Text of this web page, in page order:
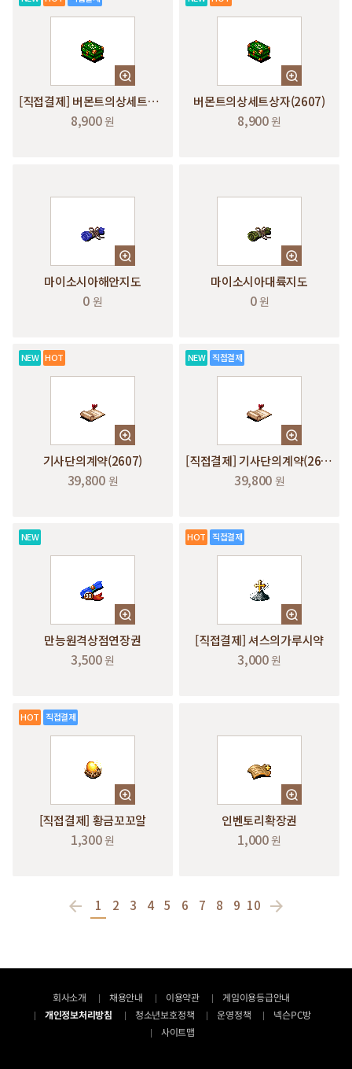
[직접결제] 버몬트의상세트상자(2607)
8,900원
버몬트의상세트상자(2607)
8,900원
마이소시아해안지도
0 원
마이소시아대륙지도
0원
NEW HOT
기사단의계약(2607)
39,800 원
NEW 직접결제
[직접결제] 기사단의계약(2607)
39,800 원
NEW
만능원격상점연장권
3,500원
HOT 직접결제
[직접결제] 셔스의가루시약
3,000원
HOT 직접결제
[직접결제] 황금꼬꼬알
1,300원
인벤토리확장권
1,000원
1 2 3 4 5 6 7 8 9 10
회사소개 채용안내 이용약관
게임이용등급안내
개인정보처리방침
청소년보호정책 운영정책
넥슨PC방
사이트맵